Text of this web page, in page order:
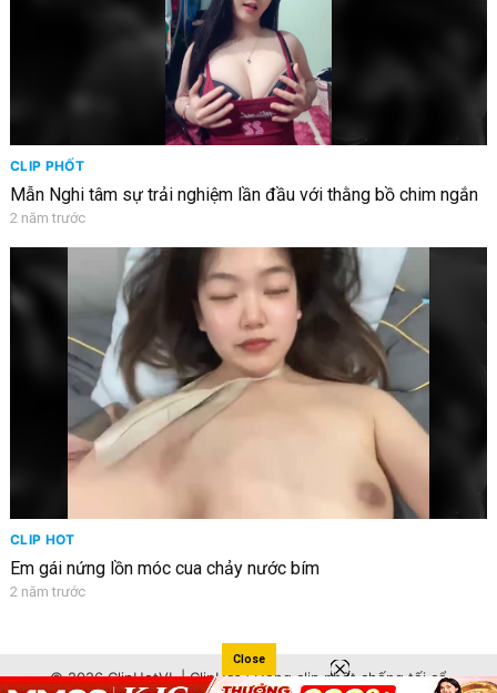
CLIP PHỐT
Mẫn Nghi tâm sự trải nghiệm lần đầu với thằng bồ chim ngắn
2 năm trước
CLIP HOT
Em gái nứng lồn móc cua chảy nước bím
2 năm trước
© 2026 ClipHotVL | ClipHot | Hóng clip phốt chống tối cổ
Close